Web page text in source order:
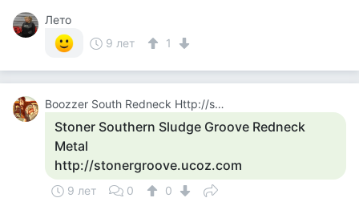
Лето
9 лет
1
Boozzer South Redneck Http://stonergroove.ucoz.com
Stoner Southern Sludge Groove Redneck
Metal
http://stonergroove.ucoz.com
9 лет 0 0